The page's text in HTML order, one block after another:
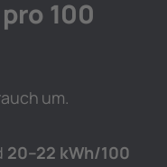
100
um.
20–22 kWh/100